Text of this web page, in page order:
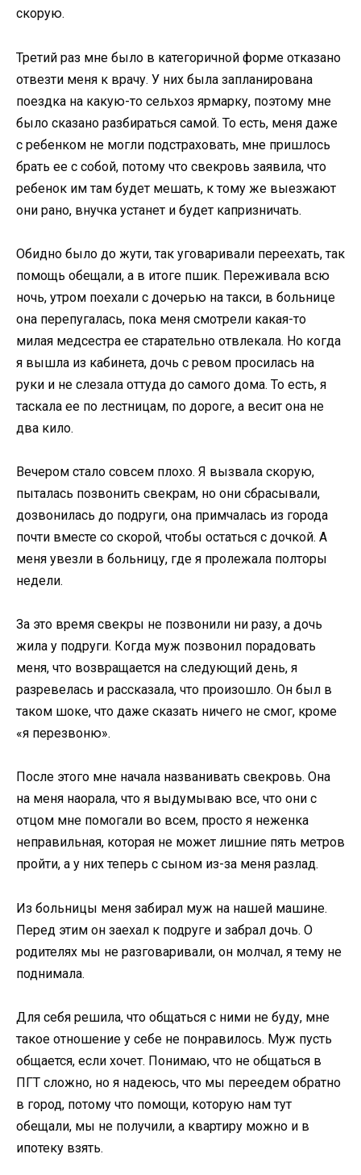
скорую.
Третий раз мне было в категоричной форме отказано
отвезти меня к врачу. У них была запланирована
поездка на какую-то сельхоз ярмарку, поэтому мне
было сказано разбираться самой. То есть, меня даже
с ребенком не могли подстраховать, мне пришлось
брать ее с собой, потому что свекровь заявила, что
ребенок им там будет мешать, к тому же выезжают
они рано, внучка устанет и будет капризничать.
Обидно было до жути, так уговаривали переехать, так
помощь обещали, а в итоге пшик. Переживала всю
ночь, утром поехали с дочерью на такси, в больнице
она перепугалась, пока меня смотрели какая-то
милая медсестра ее старательно отвлекала. Но когда
я вышла из кабинета, дочь с ревом просилась на
руки и не слезала оттуда до самого дома. То есть, я
таскала ее по лестницам, по дороге, а весит она не
два кило.
Вечером стало совсем плохо. Я вызвала скорую,
пыталась позвонить свекрам, но они сбрасывали,
дозвонилась до подруги, она примчалась из города
почти вместе со скорой, чтобы остаться с дочкой. А
меня увезли в больницу, где я пролежала полторы
недели.
За это время свекры не позвонили ни разу, а дочь
жила у подруги. Когда муж позвонил порадовать
меня, что возвращается на следующий день, я
разревелась и рассказала, что произошло. Он был в
таком шоке, что даже сказать ничего не смог, кроме
«я перезвоню».
После этого мне начала названивать свекровь. Она
на меня наорала, что я выдумываю все, что они с
отцом мне помогали во всем, просто я неженка
неправильная, которая не может лишние пять метров
пройти, а у них теперь с сыном из-за меня разлад.
Из больницы меня забирал муж на нашей машине.
Перед этим он заехал к подруге и забрал дочь. О
родителях мы не разговаривали, он молчал, я тему не
поднимала.
Для себя решила, что общаться с ними не буду, мне
такое отношение у себе не понравилось. Муж пусть
общается, если хочет. Понимаю, что не общаться в
ПГТ сложно, но я надеюсь, что мы переедем обратно
в город, потому что помощи, которую нам тут
обещали, мы не получили, а квартиру можно и в
ипотеку взять.